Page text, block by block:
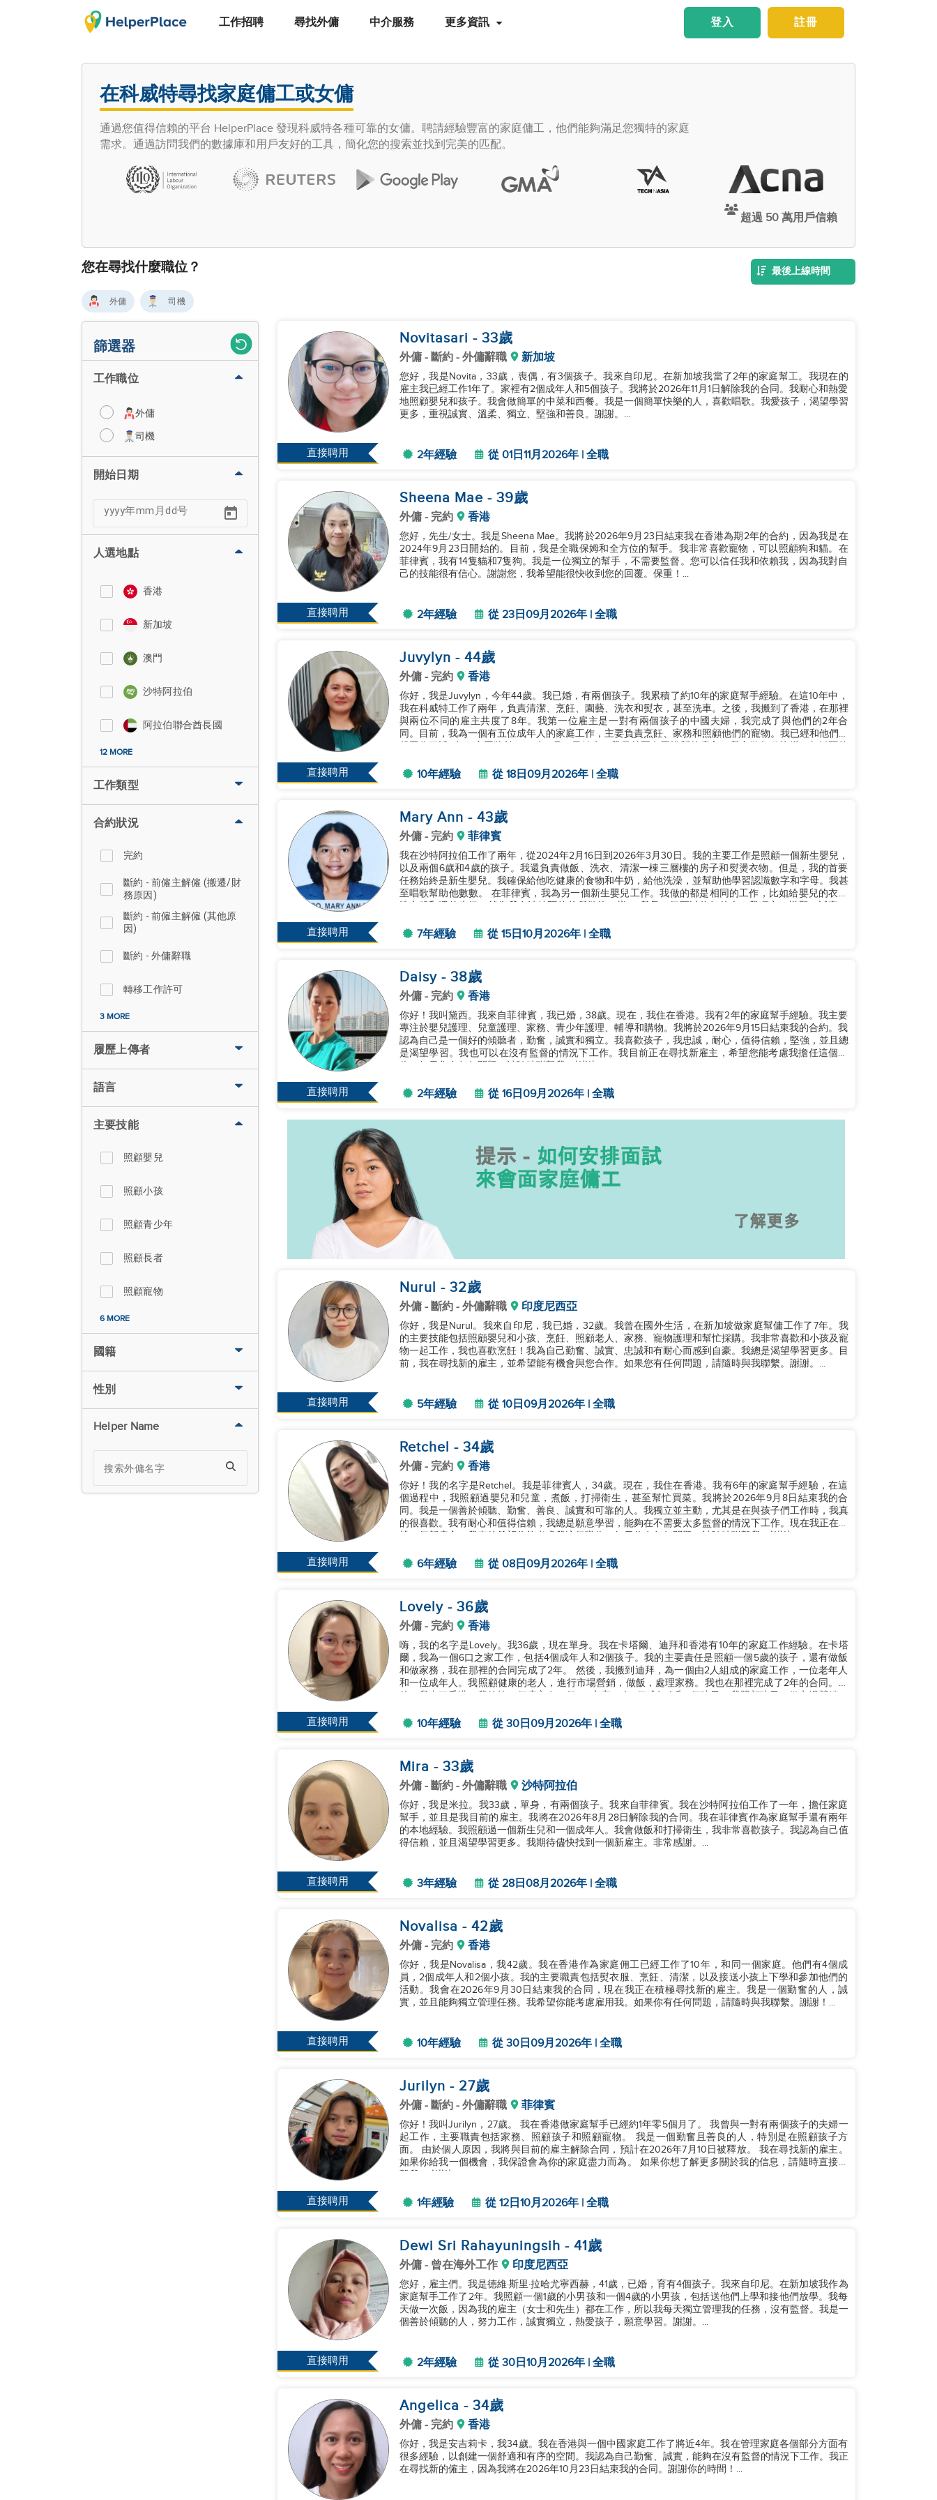
工作招聘 尋找外傭 中介服務 更多資訊 註冊
登入
在科威特尋找家庭傭工或女傭
通過您值得信賴的平台 HelperPlace 發現科威特各種可靠的女傭。聘請經驗豐富的家庭傭工，他們能夠滿足您獨特的家庭
需求。通過訪問我們的數據庫和用戶友好的工具，簡化您的搜索並找到完美的匹配。
超過 50 萬用戶信賴
您在尋找什麼職位？ 最後上線時間
外傭 司機
篩選器
工作職位
外傭
司機
開始日期
人選地點
香港
新加坡
澳門
沙特阿拉伯
阿拉伯聯合酋長國
12 MORE
工作類型
合約狀況
完約
斷約 - 前僱主解僱 (搬遷/財
務原因)
斷約 - 前僱主解僱 (其他原
因)
斷約 - 外傭辭職
轉移工作許可
3 MORE
履歷上傳者
語言
主要技能
照顧嬰兒
照顧小孩
照顧青少年
照顧長者
照顧寵物
6 MORE
國籍
性別
Helper Name
直接聘用
Novitasari - 33歲
外傭 - 斷約 - 外傭辭職 新加坡
您好，我是Novita，33歲，喪偶，有3個孩子。我來自印尼。在新加坡我當了2年的家庭幫工。我現在的
雇主我已經工作1年了。家裡有2個成年人和5個孩子。我將於2026年11月1日解除我的合同。我耐心和熱愛
地照顧嬰兒和孩子。我會做簡單的中菜和西餐。我是一個簡單快樂的人，喜歡唱歌。我愛孩子，渴望學習
更多，重視誠實、溫柔、獨立、堅強和善良。謝謝。...
2年經驗 從 01日11月2026年 | 全職
直接聘用
Sheena Mae - 39歲
外傭 - 完約 香港
您好，先生/女士。我是Sheena Mae。我將於2026年9月23日結束我在香港為期2年的合約，因為我是在
2024年9月23日開始的。目前，我是全職保姆和全方位的幫手。我非常喜歡寵物，可以照顧狗和貓。在
菲律賓，我有14隻貓和7隻狗。我是一位獨立的幫手，不需要監督。您可以信任我和依賴我，因為我對自
己的技能很有信心。謝謝您，我希望能很快收到您的回覆。保重！...
2年經驗 從 23日09月2026年 | 全職
直接聘用
Juvylyn - 44歲
外傭 - 完約 香港
你好，我是Juvylyn，今年44歲。我已婚，有兩個孩子。我累積了約10年的家庭幫手經驗。在這10年中，
我在科威特工作了兩年，負責清潔、烹飪、園藝、洗衣和熨衣，甚至洗車。之後，我搬到了香港，在那裡
與兩位不同的雇主共度了8年。我第一位雇主是一對有兩個孩子的中國夫婦，我完成了與他們的2年合
同。目前，我為一個有五位成年人的家庭工作，主要負責烹飪、家務和照顧他們的寵物。我已經和他們一
10年經驗 從 18日09月2026年 | 全職
直接聘用
Mary Ann - 43歲
外傭 - 完約 菲律賓
我在沙特阿拉伯工作了兩年，從2024年2月16日到2026年3月30日。我的主要工作是照顧一個新生嬰兒，
以及兩個6歲和4歲的孩子。我還負責做飯、洗衣、清潔一棟三層樓的房子和熨燙衣物。但是，我的首要
任務始終是新生嬰兒。我確保給他吃健康的食物和牛奶，給他洗澡，並幫助他學習認識數字和字母。我甚
至唱歌幫助他數數。 在菲律賓，我為另一個新生嬰兒工作。我做的都是相同的工作，比如給嬰兒的衣物
7年經驗 從 15日10月2026年 | 全職
直接聘用
Daisy - 38歲
外傭 - 完約 香港
你好！我叫黛西。我來自菲律賓，我已婚，38歲。現在，我住在香港。我有2年的家庭幫手經驗。我主要
專注於嬰兒護理、兒童護理、家務、青少年護理、輔導和購物。我將於2026年9月15日結束我的合約。我
認為自己是一個好的傾聽者，勤奮，誠實和獨立。我喜歡孩子，我忠誠，耐心，值得信賴，堅強，並且總
是渴望學習。我也可以在沒有監督的情況下工作。我目前正在尋找新雇主，希望您能考慮我擔任這個職
2年經驗 從 16日09月2026年 | 全職
直接聘用
Nurul - 32歲
外傭 - 斷約 - 外傭辭職 印度尼西亞
你好，我是Nurul。我來自印尼，我已婚，32歲。我曾在國外生活，在新加坡做家庭幫傭工作了7年。我
的主要技能包括照顧嬰兒和小孩、烹飪、照顧老人、家務、寵物護理和幫忙採購。我非常喜歡和小孩及寵
物一起工作，我也喜歡烹飪！我為自己勤奮、誠實、忠誠和有耐心而感到自豪。我總是渴望學習更多。目
前，我在尋找新的雇主，並希望能有機會與您合作。如果您有任何問題，請隨時與我聯繫。謝謝。...
5年經驗 從 10日09月2026年 | 全職
直接聘用
Retchel - 34歲
外傭 - 完約 香港
你好！我的名字是Retchel。我是菲律賓人，34歲。現在，我住在香港。我有6年的家庭幫手經驗，在這
個過程中，我照顧過嬰兒和兒童，煮飯，打掃衛生，甚至幫忙買菜。我將於2026年9月8日結束我的合
同。我是一個善於傾聽、勤奮、善良、誠實和可靠的人。我獨立並主動，尤其是在與孩子們工作時，我真
的很喜歡。我有耐心和值得信賴，我總是願意學習，能夠在不需要太多監督的情況下工作。現在我正在尋
6年經驗 從 08日09月2026年 | 全職
直接聘用
Lovely - 36歲
外傭 - 完約 香港
嗨，我的名字是Lovely。我36歲，現在單身。我在卡塔爾、迪拜和香港有10年的家庭工作經驗。在卡塔
爾，我為一個6口之家工作，包括4個成年人和2個孩子。我的主要責任是照顧一個5歲的孩子，還有做飯
和做家務，我在那裡的合同完成了2年。 然後，我搬到迪拜，為一個由2人組成的家庭工作，一位老年人
和一位成年人。我照顧健康的老人，進行市場營銷，做飯，處理家務。我也在那裡完成了2年的合同。之
10年經驗 從 30日09月2026年 | 全職
直接聘用
Mira - 33歲
外傭 - 斷約 - 外傭辭職 沙特阿拉伯
你好，我是米拉。我33歲，單身，有兩個孩子。我來自菲律賓。我在沙特阿拉伯工作了一年，擔任家庭
幫手，並且是我目前的雇主。我將在2026年8月28日解除我的合同。我在菲律賓作為家庭幫手還有兩年
的本地經驗。我照顧過一個新生兒和一個成年人。我會做飯和打掃衛生，我非常喜歡孩子。我認為自己值
得信賴，並且渴望學習更多。我期待儘快找到一個新雇主。非常感謝。...
3年經驗 從 28日08月2026年 | 全職
直接聘用
Novalisa - 42歲
外傭 - 完約 香港
你好，我是Novalisa，我42歲。我在香港作為家庭佣工已經工作了10年，和同一個家庭。他們有4個成
員，2個成年人和2個小孩。我的主要職責包括熨衣服、烹飪、清潔，以及接送小孩上下學和參加他們的
活動。我會在2026年9月30日結束我的合同，現在我正在積極尋找新的雇主。我是一個勤奮的人，誠
實，並且能夠獨立管理任務。我希望你能考慮雇用我。如果你有任何問題，請隨時與我聯繫。謝謝！...
10年經驗 從 30日09月2026年 | 全職
直接聘用
Jurilyn - 27歲
外傭 - 斷約 - 外傭辭職 菲律賓
你好！我叫Jurilyn，27歲。 我在香港做家庭幫手已經約1年零5個月了。 我曾與一對有兩個孩子的夫婦一
起工作，主要職責包括家務、照顧孩子和照顧寵物。 我是一個勤奮且善良的人，特別是在照顧孩子方
面。 由於個人原因，我將與目前的雇主解除合同，預計在2026年7月10日被釋放。 我在尋找新的雇主。
如果你給我一個機會，我保證會為你的家庭盡力而為。 如果你想了解更多關於我的信息，請隨時直接聯
1年經驗 從 12日10月2026年 | 全職
直接聘用
Dewi Sri Rahayuningsih - 41歲
外傭 - 曾在海外工作 印度尼西亞
您好，雇主們。我是德維·斯里·拉哈尤寧西赫，41歲，已婚，育有4個孩子。我來自印尼。在新加坡我作為
家庭幫手工作了2年。我照顧一個1歲的小男孩和一個4歲的小男孩，包括送他們上學和接他們放學。我每
天做一次飯，因為我的雇主（女士和先生）都在工作，所以我每天獨立管理我的任務，沒有監督。我是一
個善於傾聽的人，努力工作，誠實獨立，熱愛孩子，願意學習。謝謝。...
2年經驗 從 30日10月2026年 | 全職
Angelica - 34歲
外傭 - 完約 香港
你好，我是安吉莉卡，我34歲。我在香港與一個中國家庭工作了將近4年。我在管理家庭各個部分方面有
很多經驗，以創建一個舒適和有序的空間。我認為自己勤奮、誠實，能夠在沒有監督的情況下工作。我正
在尋找新的僱主，因為我將在2026年10月23日結束我的合同。謝謝你的時間！...